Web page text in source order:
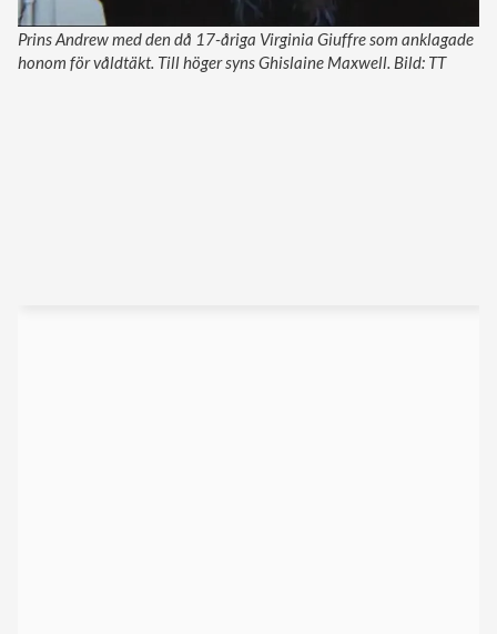
Prins Andrew med den då 17-åriga Virginia Giuffre som anklagade
honom för våldtäkt. Till höger syns Ghislaine Maxwell. Bild: TT